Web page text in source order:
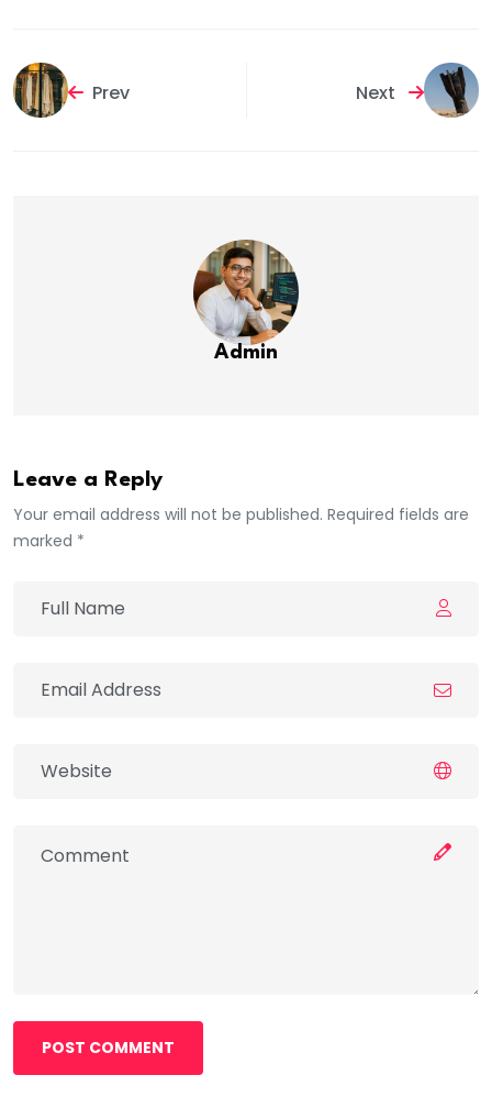
Prev Next
Admin
Leave a Reply
Your email address will not be published. Required fields are
marked *
POST COMMENT